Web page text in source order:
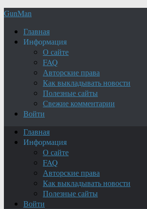
GunMan
Главная
Информация
О сайте
FAQ
Авторские права
Как выкладывать новости
Полезные сайты
Свежие комментарии
Войти
Главная
Информация
О сайте
FAQ
Авторские права
Как выкладывать новости
Полезные сайты
Войти